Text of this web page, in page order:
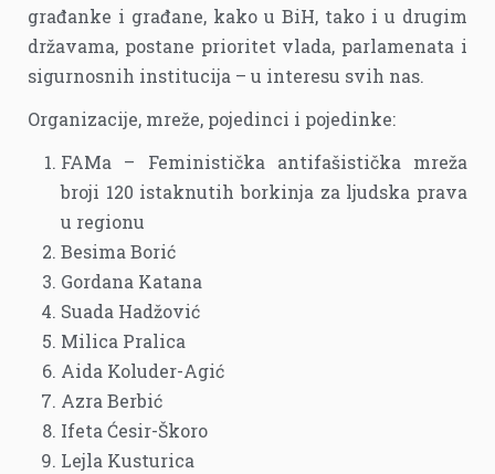
građanke i građane, kako u BiH, tako i u drugim
državama, postane prioritet vlada, parlamenata i
sigurnosnih institucija – u interesu svih nas.
Organizacije, mreže, pojedinci i pojedinke:
FAMa – Feministička antifašistička mreža
broji 120 istaknutih borkinja za ljudska prava
u regionu
Besima Borić
Gordana Katana
Suada Hadžović
Milica Pralica
Aida Koluder-Agić
Azra Berbić
Ifeta Ćesir-Škoro
Lejla Kusturica